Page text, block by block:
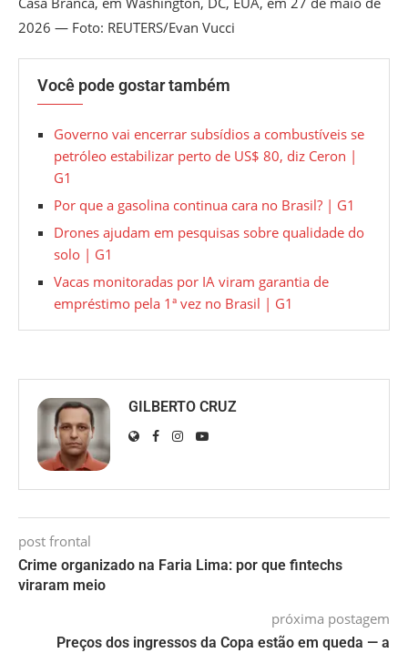
2026 — Foto: REUTERS/Evan Vucci
Você pode gostar também
Governo vai encerrar subsídios a combustíveis se
petróleo estabilizar perto de US$ 80, diz Ceron |
G1
Por que a gasolina continua cara no Brasil? | G1
Drones ajudam em pesquisas sobre qualidade do
solo | G1
Vacas monitoradas por IA viram garantia de
empréstimo pela 1ª vez no Brasil | G1
GILBERTO CRUZ
post frontal
Crime organizado na Faria Lima: por que fintechs
viraram meio
próxima postagem
Preços dos ingressos da Copa estão em queda — a